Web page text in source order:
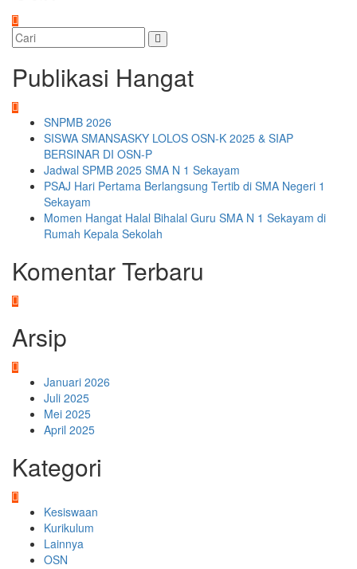
Publikasi Hangat
SNPMB 2026
SISWA SMANSASKY LOLOS OSN-K 2025 & SIAP
BERSINAR DI OSN-P
Jadwal SPMB 2025 SMA N 1 Sekayam
PSAJ Hari Pertama Berlangsung Tertib di SMA Negeri 1
Sekayam
Momen Hangat Halal Bihalal Guru SMA N 1 Sekayam di
Rumah Kepala Sekolah
Komentar Terbaru
Arsip
Januari 2026
Juli 2025
Mei 2025
April 2025
Kategori
Kesiswaan
Kurikulum
Lainnya
OSN